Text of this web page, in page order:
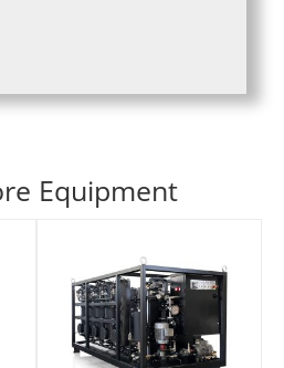
Equipment